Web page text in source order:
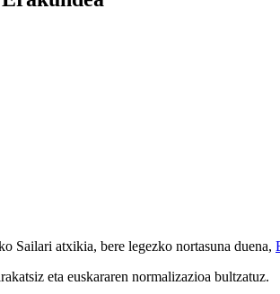
Sailari atxikia, bere legezko nortasuna duena,
eta euskararen normalizazioa bultzatuz.